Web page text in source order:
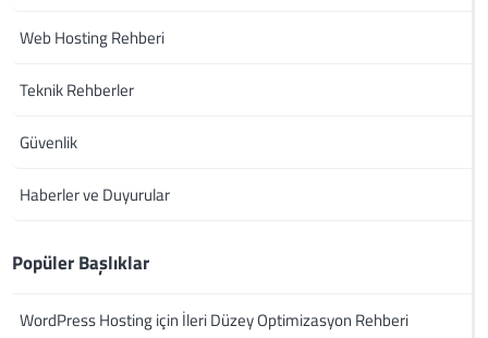
Web Hosting Rehberi
Teknik Rehberler
Güvenlik
Haberler ve Duyurular
Popüler Başlıklar
WordPress Hosting için İleri Düzey Optimizasyon Rehberi